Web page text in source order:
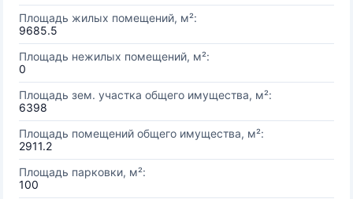
Площадь жилых помещений, м²:
9685.5
Площадь нежилых помещений, м²:
0
Площадь зем. участка общего имущества, м²:
6398
Площадь помещений общего имущества, м²:
2911.2
Площадь парковки, м²:
100